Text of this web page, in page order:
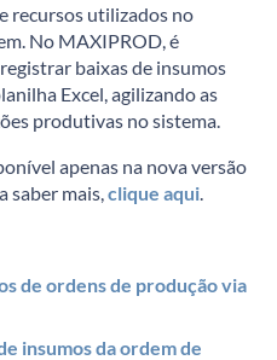
recursos utilizados no
No MAXIPROD, é
baixas de insumos
Excel, agilizando as
produtivas no sistema.
apenas na nova versão
saber mais, clique aqui
de ordens de produção via
insumos da ordem de